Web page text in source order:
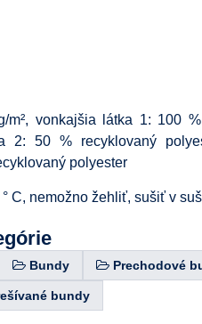
m², vonkajšia látka 1: 100
2: 50 % recyklovaný
polyester
C, nemožno žehliť, sušiť v
Bundy Prechodové
bundy